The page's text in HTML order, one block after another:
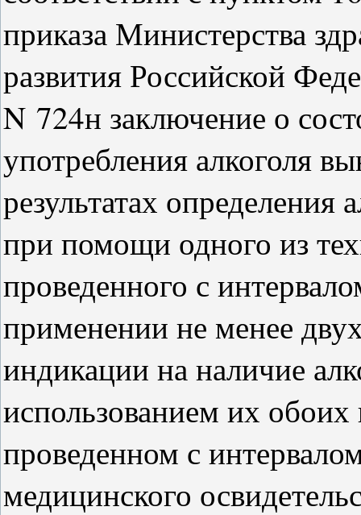
приказа Министерства
развития Российской
N 724н заключение о
употребления алкоголя
результатах
при помощи одного из
проведенного с
применении не менее
индикации на наличие
использованием их
проведенном с
медицинского